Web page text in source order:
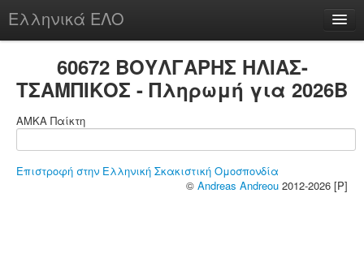
Ελληνικά ΕΛΟ
chesstu.be @ discord
60672 ΒΟΥΛΓΑΡΗΣ ΗΛΙΑΣ-
ΤΣΑΜΠΙΚΟΣ - Πληρωμή για 2026B
ΑΜΚΑ Παίκτη
Επιστροφή στην Ελληνική Σκακιστική Ομοσπονδία
© Andreas Andreou 2012-2026 [P]